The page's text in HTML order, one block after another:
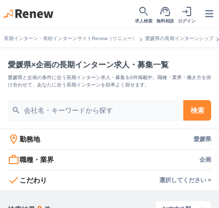
search
求人検索
support_agent
無料相談
login
ログイン
長期インターン・有給インターンサイトRenew（リニュー） chevron_right 愛媛県の長期インターンシップ
愛媛県×企画の長期インターン求人・募集一覧
愛媛県と企画の条件に合う長期インターン求人・募集を0件掲載中。職種・業界・働き方を掛
け合わせて、あなたに合う長期インターンを効率よく探せます。
search 検索
location_on 勤務地 愛媛県
work_outline職種・業界 企画
check こだわり 選択してください >